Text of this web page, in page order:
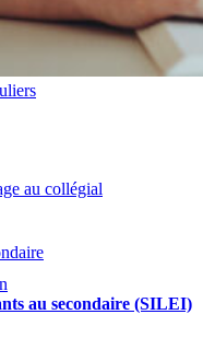
au collégial
au secondaire (SILEI)